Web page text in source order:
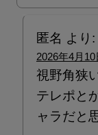
匿名 より:
2026年4月10
視野角狭
テレポと
ャラだと